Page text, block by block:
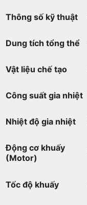
Thông số kỹ thuật
Dung tích tổng thể
Vật liệu chế tạo
Công suất gia nhiệt
Nhiệt độ gia nhiệt
Động cơ khuấy
(Motor)
Tốc độ khuấy